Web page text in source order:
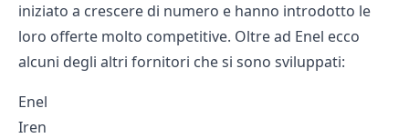
iniziato a crescere di numero e hanno introdotto le
loro offerte molto competitive. Oltre ad Enel ecco
alcuni degli altri fornitori che si sono sviluppati:
Enel
Iren